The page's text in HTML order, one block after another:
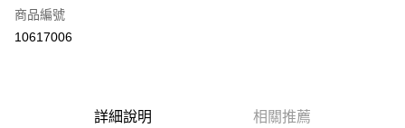
信用卡分期付款
上海商業儲蓄銀行
台北富邦商業銀行
合作金庫商業銀行
第一商業銀行
商品編號
10617006
詳細說明 相關推薦